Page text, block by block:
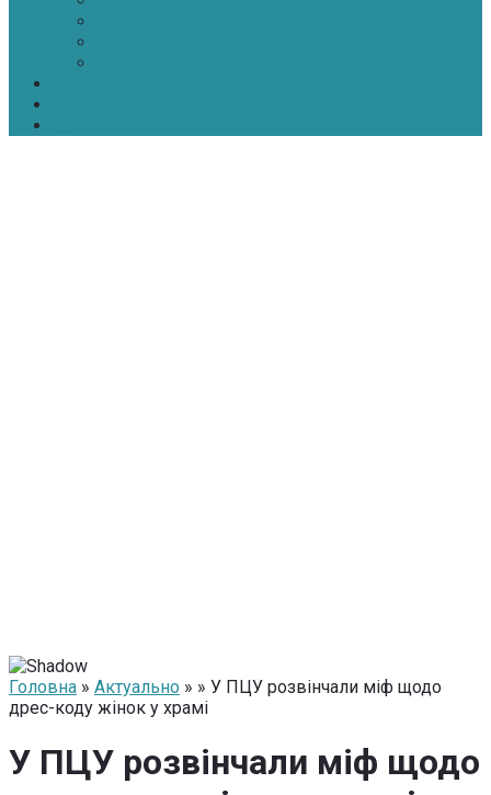
Головна » Актуально » » У ПЦУ розвінчали міф щодо
дрес-коду жінок у храмі
У ПЦУ розвінчали міф щодо